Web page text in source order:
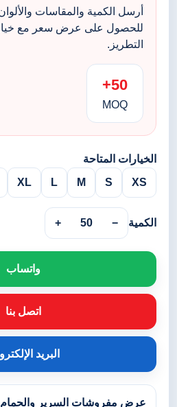
أرسل الكمية والمقاسات
للحصول على عرض سعر مع
التطريز.
50+
MOQ
الخيارات المتاحة
XS
S
M
L
XL
الكمية −
50
+
واتساب
اتصل بنا
البريد
عرض مفروشات السرير والحمام